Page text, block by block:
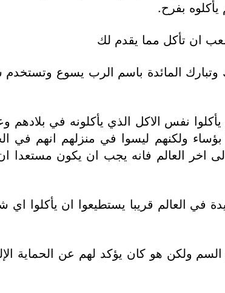
بفرح.
ان تأكل مما يقدم لك
المائدة باسم الرب يسوع
نفس الاكل الذي يأكلونه في بلادهم
ولكنهم ليسوا في منزلهم انهم في
اخر العالم فانه يجب ان يكون مستعدا
في العالم قريبا يستطيعوا ان
ولكن هو كان يؤكد لهم عن الحماية